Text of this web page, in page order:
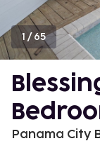
1 /65
Panama City